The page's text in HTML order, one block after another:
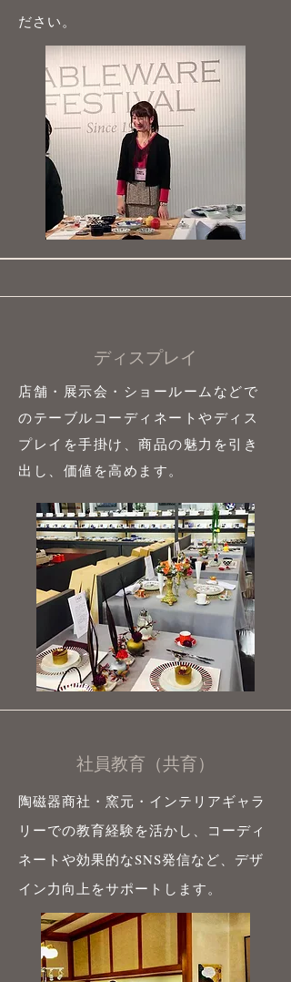
ださい。
ディスプレイ
店舗・展示会・ショールームなどで
のテーブルコーディネートやディス
プレイを手掛け、商品の魅力を引き
出し、価値を高めます。
社員教育（共育）
陶磁器商社・窯元・インテリアギャラ
リーでの教育経験を活かし、コーディ
ネートや効果的なSNS発信など、デザ
イン力向上をサポートします。